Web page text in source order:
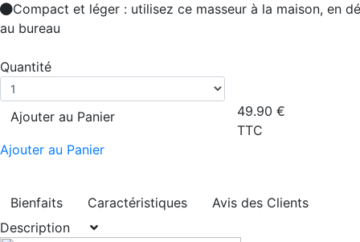
Compact et léger : utilisez ce masseur à la maison, en
au bureau
Quantité
Ajouter au Panier
Ajouter au Panier
49.90 €
TTC
Bienfaits Caractéristiques
Avis des Clients
Description